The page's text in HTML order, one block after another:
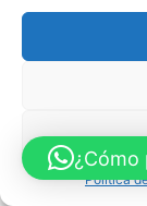
Política
¿Cómo